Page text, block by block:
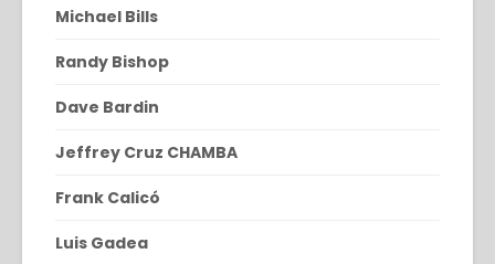
Michael Bills
Randy Bishop
Dave Bardin
Jeffrey Cruz CHAMBA
Frank Calicó
Luis Gadea